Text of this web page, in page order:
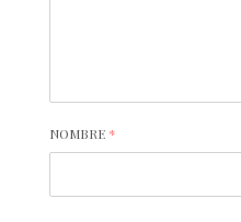
NOMBRE *